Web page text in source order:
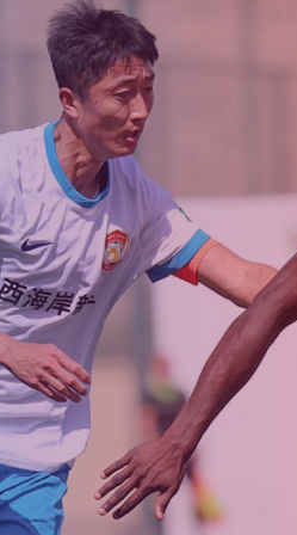
Ակադեմիայի
կառուցվածքը
Փյունիկ 2009
Փյունիկ 2010
Փյունիկ 2011-1
Փյունիկ 2011-2
Փյունիկ 2012-1